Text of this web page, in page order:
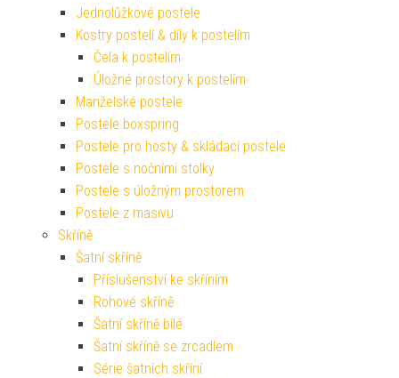
Jednolůžkové postele
Kostry postelí & díly k postelím
Čela k postelím
Úložné prostory k postelím
Manželské postele
Postele boxspring
Postele pro hosty & skládací postele
Postele s nočními stolky
Postele s úložným prostorem
Postele z masivu
Skříně
Šatní skříně
Příslušenství ke skříním
Rohové skříně
Šatní skříně bílé
Šatní skříně se zrcadlem
Série šatních skříní